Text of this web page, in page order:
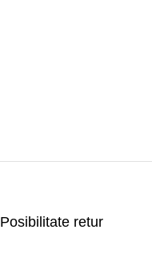
Posibilitate retur